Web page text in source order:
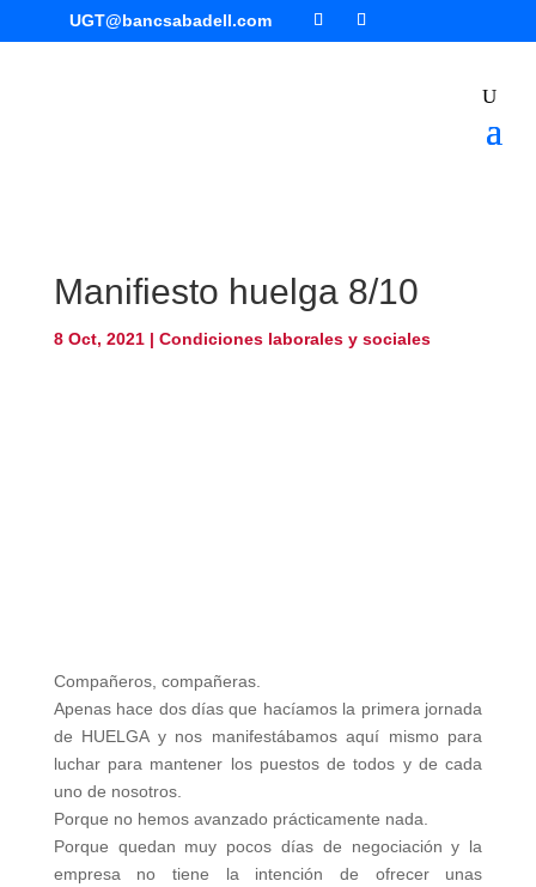
UGT@bancsabadell.com
Manifiesto huelga 8/10
8 Oct, 2021| Condiciones laborales y sociales
Compañeros, compañeras.
Apenas hace dos días que hacíamos la primera jornada
de HUELGA y nos manifestábamos aquí mismo para
luchar para mantener los puestos de todos y de cada
uno de nosotros.
Porque no hemos avanzado prácticamente nada.
Porque quedan muy pocos días de negociación y la
empresa no tiene la intención de ofrecer unas